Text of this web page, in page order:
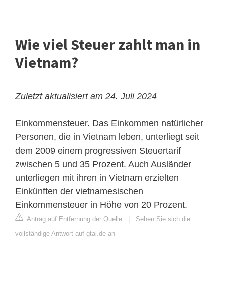
Wie viel Steuer zahlt man in
Vietnam?
Zuletzt aktualisiert am 24. Juli 2024
Einkommensteuer. Das Einkommen natürlicher
Personen, die in Vietnam leben, unterliegt seit
dem 2009 einem progressiven Steuertarif
zwischen 5 und 35 Prozent. Auch Ausländer
unterliegen mit ihren in Vietnam erzielten
Einkünften der vietnamesischen
Einkommensteuer in Höhe von 20 Prozent.
Antrag auf Entfernung der Quelle
Sehen Sie sich die
vollständige Antwort auf gtai.de an